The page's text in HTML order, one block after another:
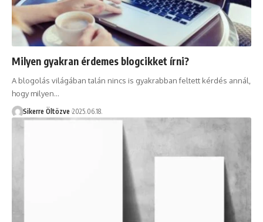
Milyen gyakran érdemes blogcikket írni?
A blogolás világában talán nincs is gyakrabban feltett kérdés annál,
hogy milyen…
Sikerre Öltözve 2025.06.18.